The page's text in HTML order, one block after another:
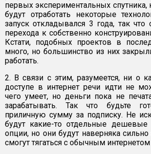
первых экспериментальных
будут отработать некоторые
запуск откладывался 3 года, так что
перехода к собственно
Кстати, подобных проектов в
много, но большинство из них
работать.
2. В связи с этим, разумеется, ни о
доступе в интернет речи идти не
чего умеет, но деньги пока не
зарабатывать. Так что будьте
приличную сумму за подписку. Не
будут какие-то отдельные дешевые
опции, но они будут наверняка
смогут тягаться с обычным